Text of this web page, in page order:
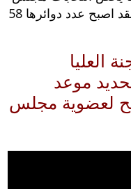
الشعب فردي اما القوائم الحزبية فقد اصبح عدد دوائرها 58
العليا
موعد
لعضوية مجلس